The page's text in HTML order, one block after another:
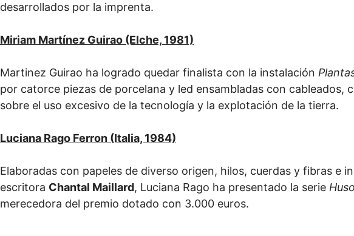
desarrollados por la imprenta.
Miriam Martínez Guirao (Elche, 1981)
Martinez Guirao ha logrado quedar finalista con la instalación
por catorce piezas de porcelana y led ensambladas con cableados,
sobre el uso excesivo de la tecnología y la explotación de la tierra.
Luciana Rago Ferron (Italia, 1984)
Elaboradas con papeles de diverso origen, hilos, cuerdas y fibras e
escritora Chantal Maillard, Luciana Rago ha presentado la serie
merecedora del premio dotado con 3.000 euros.